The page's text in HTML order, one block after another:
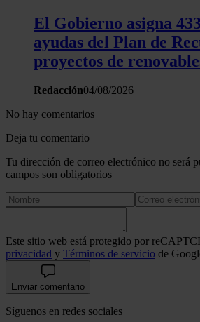
El Gobierno asigna
ayudas del Plan de
proyectos de
Redacción04/08/2026
No hay comentarios
Deja tu comentario
Tu dirección de correo electrónico no será
campos son obligatorios
Este sitio web está protegido por
privacidad y Términos de servicio de
Enviar comentario
Síguenos en redes sociales